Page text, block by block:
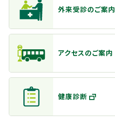
外来受診のご案内
アクセスのご案内
健康診断